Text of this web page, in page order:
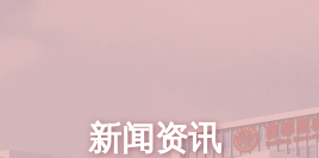
新闻资讯